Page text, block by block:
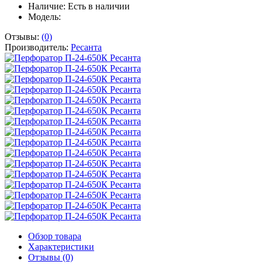
Наличие: Есть в наличии
Модель:
Отзывы: (0)
Производитель: Ресанта
Обзор товара
Характеристики
Отзывы (0)